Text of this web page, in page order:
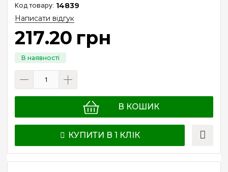
14839
Написати відгук
217.20 грн
В КОШИК
КУПИТИ В 1 КЛІК